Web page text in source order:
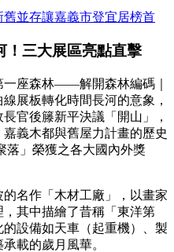
並存讓嘉義市登宜居榜首
！三大展區亮點直擊
一座森林——解開森林編碼｜
展板轉化時間長河的意象，
官後籐新平決議「開山」，
義木都與舊屋力計畫的歷史
落」榮獲之各大國內外獎
名作「木材工廠」，以畫家
其中描繪了昔稱「東洋第
設備如天車（起重機）、製
載的歲月風華。